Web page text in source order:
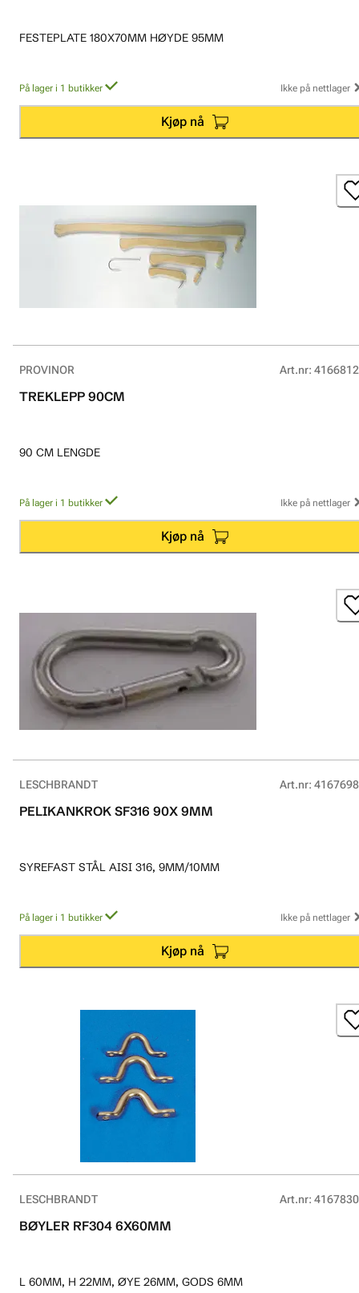
FESTEPLATE 180X70MM HØYDE 95MM
På lager i 1 butikker Ikke på nettlager
Kjøp nå
PROVINOR Art.nr:
TREKLEPP 90CM
90 CM LENGDE
På lager i 1 butikker Ikke på nettlager
Kjøp nå
LESCHBRANDT Art.nr:
PELIKANKROK SF316 90X 9MM
SYREFAST STÅL AISI 316, 9MM/10MM
På lager i 1 butikker Ikke på nettlager
Kjøp nå
LESCHBRANDT Art.nr:
BØYLER RF304 6X60MM
L 60MM, H 22MM, ØYE 26MM, GODS 6MM